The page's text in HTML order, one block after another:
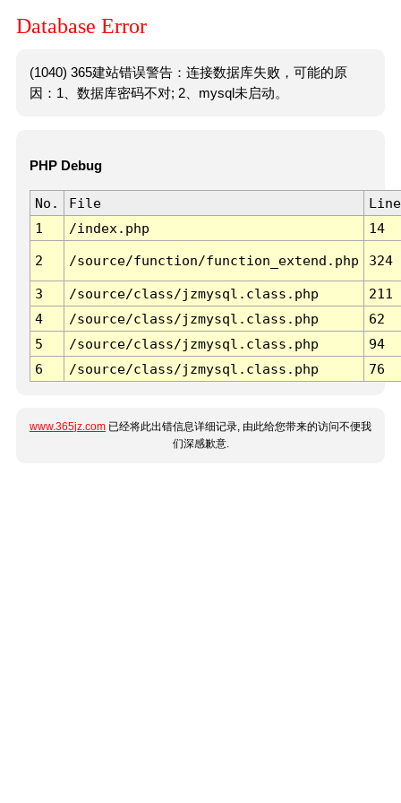
Database Error
(1040) 365建站错误警告：连接数据库失败，可能的原
因：1、数据库密码不对; 2、mysql未启动。
PHP Debug
No. File
Line
1
/index.php 14
2 /source/function/function_extend.php 324
3 /source/class/jzmysql.class.php
211
4
/source/class/jzmysql.class.php
62
5
/source/class/jzmysql.class.php
94
6
/source/class/jzmysql.class.php 76
www.365jz.com 已经将此出错信息详细记录, 由此给您带来的访问不便我
们深感歉意.